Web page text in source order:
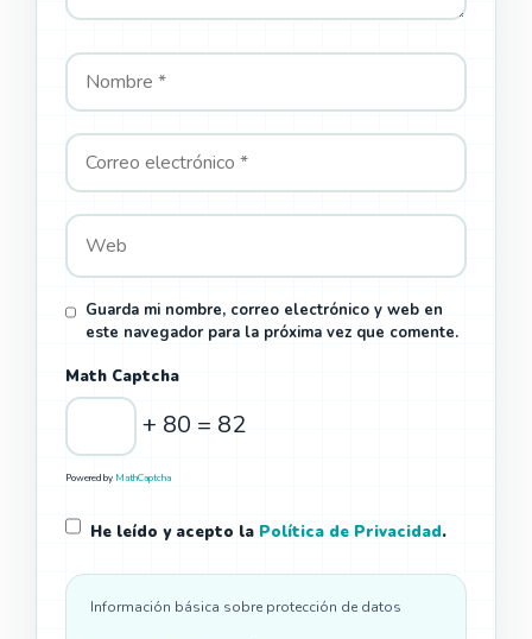
Guarda mi nombre, correo electrónico y web en
este navegador para la próxima vez que comente.
Math Captcha
+ 80 = 82
Powered by MathCaptcha
He leído y acepto la Política de Privacidad.
Información básica sobre protección de datos